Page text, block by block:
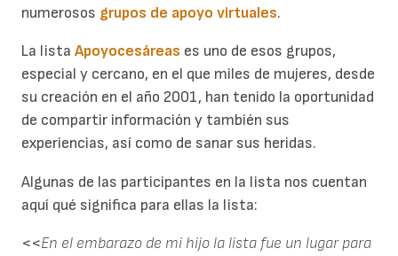
numerosos grupos de apoyo virtuales.
La lista Apoyocesáreas es uno de esos grupos,
especial y cercano, en el que miles de mujeres, desde
su creación en el año 2001, han tenido la oportunidad
de compartir información y también sus
experiencias, así como de sanar sus heridas.
Algunas de las participantes en la lista nos cuentan
aquí qué significa para ellas la lista:
<<En el embarazo de mi hijo la lista fue un lugar para